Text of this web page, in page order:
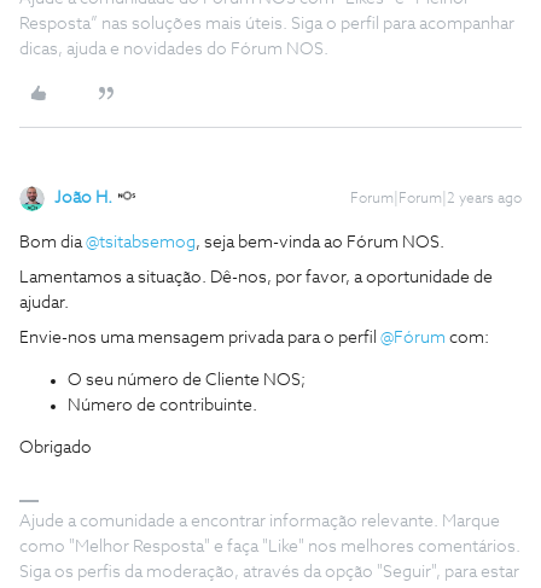
Resposta” nas soluções mais úteis. Siga o perfil para acompanhar
dicas, ajuda e novidades do Fórum NOS.
João H. Forum|Forum|2 years ago
Bom dia@tsitabsemog, seja bem-vinda ao Fórum NOS.
Lamentamos a situação. Dê-nos, por favor, a oportunidade de
ajudar.
Envie-nos uma mensagem privada para o perfil @Fórum com:
O seu número de Cliente NOS;
Número de contribuinte.
Obrigado
Ajude a comunidade a encontrar informação relevante. Marque
como "Melhor Resposta" e faça "Like" nos melhores comentários.
Siga os perfis da moderação, através da opção "Seguir", para estar